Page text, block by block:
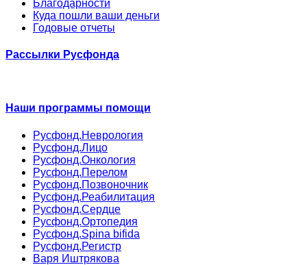
Благодарности
Куда пошли ваши деньги
Годовые отчеты
Рассылки Русфонда
Наши программы помощи
Русфонд.Неврология
Русфонд.Лицо
Русфонд.Онкология
Русфонд.Перелом
Русфонд.Позвоночник
Русфонд.Реабилитация
Русфонд.Сердце
Русфонд.Ортопедия
Русфонд.Spina bifida
Русфонд.Регистр
Варя Иштрякова